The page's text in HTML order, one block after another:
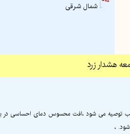
شمال شرقی
هشدار زرد
توصیه می شود ،افت محسوس دمای احساسی در